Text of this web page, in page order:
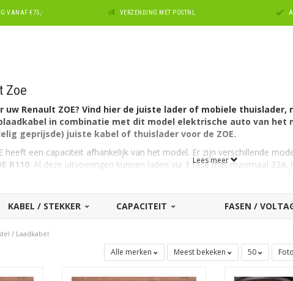
VANAF €75,- VERZENDING MET POSTNL
Zoe
uw Renault ZOE? Vind hier de juiste lader of mobiele
in combinatie met dit model elektrische auto van het
geprijsde) juiste kabel of thuislader voor de ZOE.
heeft een capaciteit afhankelijk van het model. Er zijn verschillende
R110 . Al deze uitvoeringen kunnen laden via 3 fase met maximaal 32A.
een aansluiting Type 2 en kan laden via 3 fase met 32 ampère.
dan Renault? Maak dan uw keuze bij ons uitgebreide overzicht met
voor alle laders en thuisladers die geschikt zijn voor het model
ZOE.
Lees meer
KABEL / STEKKER CAPACITEIT FASEN /
/ Laadkabel
Alle merken Meest bekeken 50